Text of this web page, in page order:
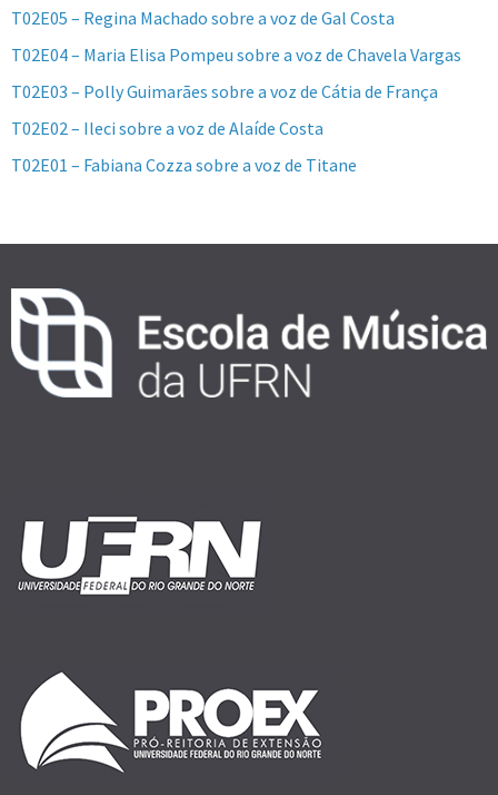
T02E05 – Regina Machado sobre a voz de Gal Costa
T02E04 – Maria Elisa Pompeu sobre a voz de Chavela Vargas
T02E03 – Polly Guimarães sobre a voz de Cátia de França
T02E02 – Ileci sobre a voz de Alaíde Costa
T02E01 – Fabiana Cozza sobre a voz de Titane